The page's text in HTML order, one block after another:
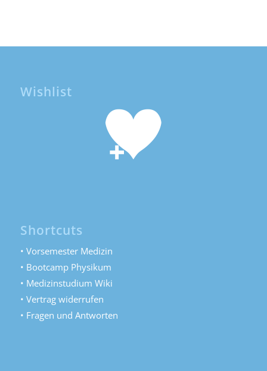
Wishlist
Shortcuts
• Vorsemester Medizin
• Bootcamp Physikum
• Medizinstudium Wiki
• Vertrag widerrufen
• Fragen und Antworten